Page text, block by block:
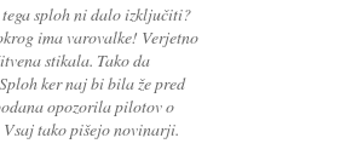
tega sploh ni dalo izključiti?
ima varovalke! Verjetno
stikala. Tako da
ker naj bi bila že pred
opozorila pilotov o
Vsaj tako pišejo novinarji.